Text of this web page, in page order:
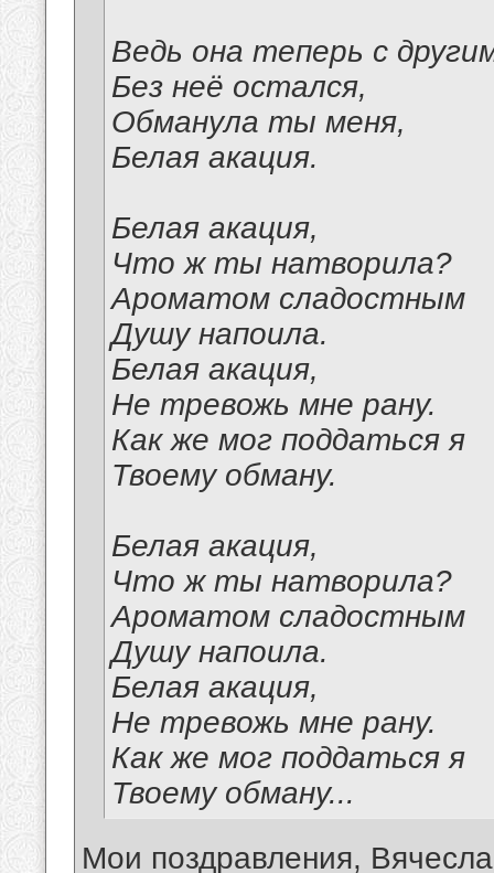
Ведь она теперь с
Без неё остался,
Обманула ты меня,
Белая акация.
Белая акация,
Что ж ты натворила?
Ароматом сладостным
Душу напоила.
Белая акация,
Не тревожь мне рану.
Как же мог поддаться я
Твоему обману.
Белая акация,
Что ж ты натворила?
Ароматом сладостным
Душу напоила.
Белая акация,
Не тревожь мне рану.
Как же мог поддаться я
Твоему обману...
Мои поздравления,